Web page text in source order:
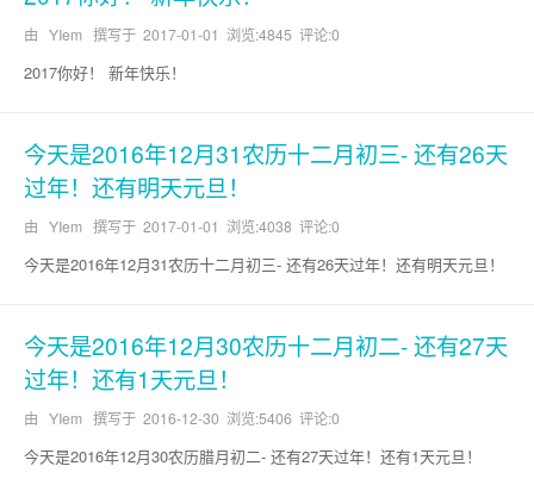
由 YIem 撰写于 2017-01-01 浏览:4845 评论:0
2017你好！ 新年快乐！
今天是2016年12月31农历十二月初三- 还有26天
过年！还有明天元旦！
由 YIem 撰写于 2017-01-01 浏览:4038 评论:0
今天是2016年12月31农历十二月初三- 还有26天过年！还有明天元旦！
今天是2016年12月30农历十二月初二- 还有27天
过年！还有1天元旦！
由 YIem 撰写于 2016-12-30 浏览:5406 评论:0
今天是2016年12月30农历腊月初二- 还有27天过年！还有1天元旦！